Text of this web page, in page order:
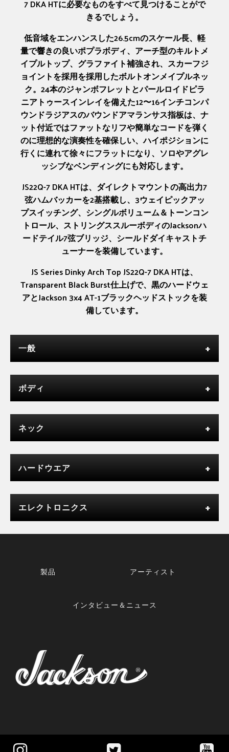
7 DKA HTに必要なものをすべて見つけることがで
きるでしょう。
低音域をエンハンスした26.5cmのスケール長、軽
量で響きの良いポプラボディ、アーチ型のキルトメ
イプルトップ、グラファイト補強され、スカーフジ
ョイントを採用を採用したボルトオンメイプルネッ
ク。24本のジャンボフレットとパールロイドピラ
ニアトゥースインレイを備えた12〜16インチコンパ
ウンドラジアスのバウンドアマランサス指板は、ナ
ット付近ではファットなリフや簡単なコードを弾く
のに理想的な演奏性を確保しい、ハイポジションに
行くに連れて徐々にフラットになり、ソロやアグレ
ッシブなベンディングにも対応します。
JS22Q-7 DKA HTは、ダイレクトマウントの高出力7
弦ハムバッカーを2基搭載し、3ウェイピックアッ
プスイッチング、シングルボリューム＆トーンコン
トロール、ストリングススルーボディのJacksonハ
ードテイル7弦ブリッジ、シールドダイキャストチ
ューナーを装備しています。
JS Series Dinky Arch Top JS22Q-7 DKA HTは、
Transparent Black Burst仕上げで、黒のハードウェ
アとJackson 3x4 AT-1ブラックヘッドストックを装
備しています。
一般
ボディ
ネック
ハードウエア
エレクトロニクス
製品 アーティスト
インタビュー＆ニュース